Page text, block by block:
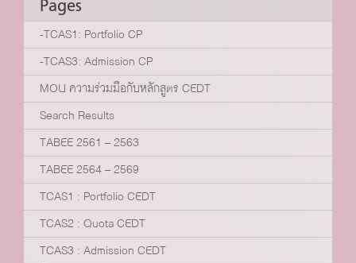
Pages
-TCAS1: Portfolio CP
-TCAS3: Admission CP
MOU ความร่วมมือกับหลักสูตร CEDT
Search Results
TABEE 2561 – 2563
TABEE 2564 – 2569
TCAS1 : Portfolio CEDT
TCAS2 : Quota CEDT
TCAS3 : Admission CEDT